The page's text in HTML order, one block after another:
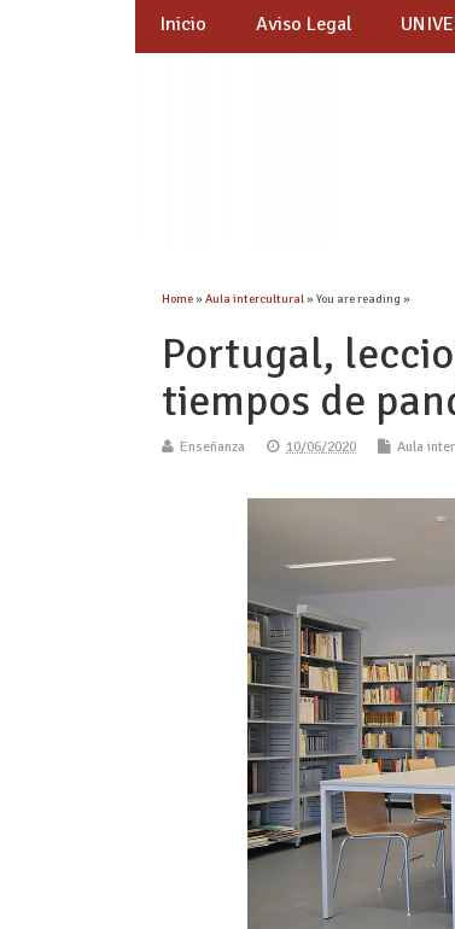
Inicio Aviso Legal
Home»Aula intercultural» You are reading »
Portugal,
tiempos de
Enseñanza 10/06/2020 Aula